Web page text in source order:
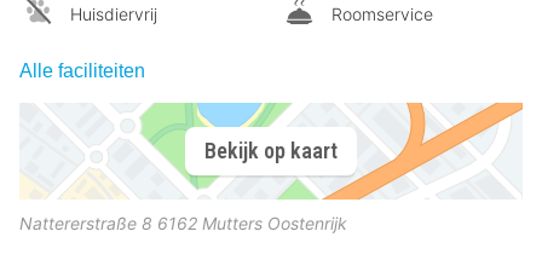
Huisdiervrij
Roomservice
Alle faciliteiten
Bekijk op kaart
Nattererstraße 8 6162 Mutters Oostenrijk